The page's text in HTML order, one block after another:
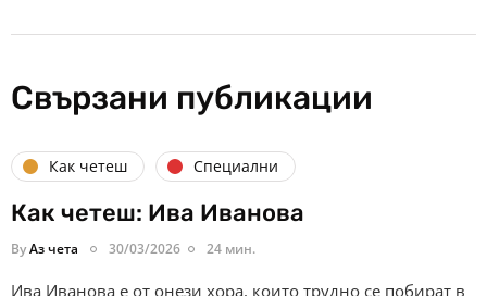
Свързани публикации
Как четеш Специални
Как четеш: Ива Иванова
ByАз чета 30/03/2026 24 мин.
Ива Иванова е от онези хора, които трудно се побират в